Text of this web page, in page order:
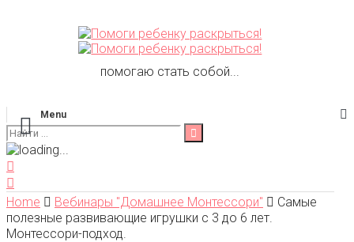
помогаю стать собой...
Menu
Home Вебинары "Домашнее Монтессори"
Самые
полезные развивающие игрушки с 3 до 6 лет.
Монтессори-подход.